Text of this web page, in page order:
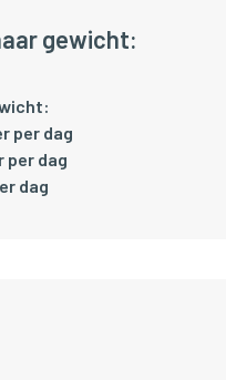
gewicht:
per dag
per dag
dag